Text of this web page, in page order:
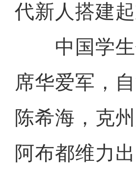
代新人搭建
中国学生
席华爱军，
陈希海，克
阿布都维力